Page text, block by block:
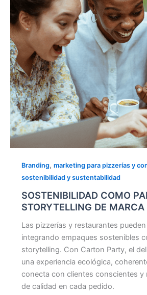
Branding, marketing para pizzerías y
sostenibilidad y sustentabilidad
SOSTENIBILIDAD COMO
STORYTELLING DE MARCA
Las pizzerías y restaurantes
integrando empaques sostenibles
storytelling. Con Carton Party, el
una experiencia ecológica,
conecta con clientes conscientes y
de calidad en cada pedido.
MARCA